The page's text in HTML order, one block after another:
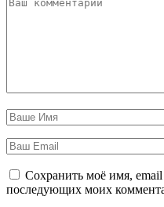
Сохранить моё имя, email
последующих моих